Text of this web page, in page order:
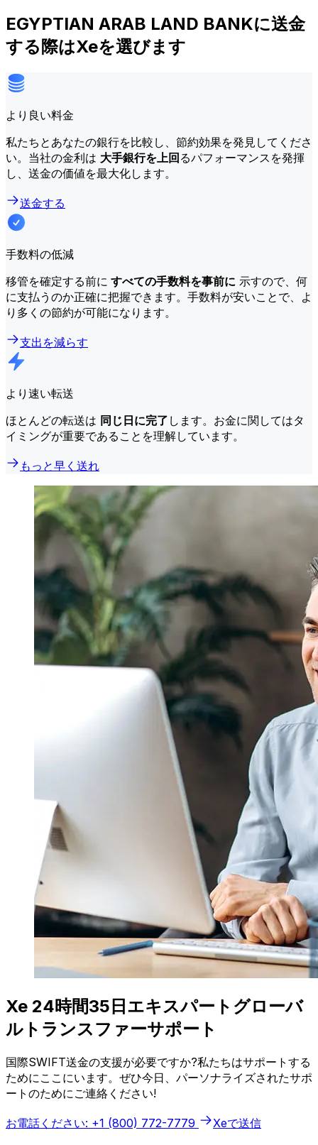
EGYPTIAN ARAB LAND BANKに送金
する際はXeを選びます
より良い料金
私たちとあなたの銀行を比較し、節約効果を発見してくださ
い。当社の金利は 大手銀行を上回るパフォーマンスを発揮
し、送金の価値を最大化します。
送金する
手数料の低減
移管を確定する前に すべての手数料を事前に 示すので、何
に支払うのか正確に把握できます。手数料が安いことで、よ
り多くの節約が可能になります。
支出を減らす
より速い転送
ほとんどの転送は 同じ日に完了 します。お金に関してはタ
イミングが重要であることを理解しています。
もっと早く送れ
Xe 24時間35日エキスパートグローバ
ルトランスファーサポート
国際SWIFT送金の支援が必要ですか?私たちはサポートする
ためにここにいます。ぜひ今日、パーソナライズされたサポ
ートのためにご連絡ください!
お電話ください: +1 (800) 772-7779 Xeで送信